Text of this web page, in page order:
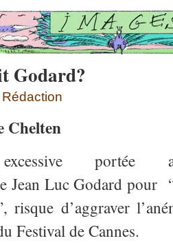
Godard?
Chelten
excessive portée
Jean Luc Godard pour
risque d’aggraver
Festival de Cannes.